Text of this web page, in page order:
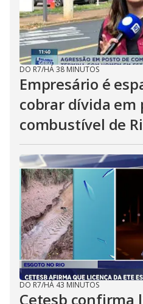
DO R7/HÁ 38 MINUTOS
Empresário é
cobrar dívida em
combustível de
DO R7/HÁ 43 MINUTOS
Cetesb confirma